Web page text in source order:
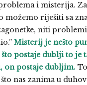
i misterija.
možemo riješiti sa
niti
Misterij je nešto
što postaje dublji to
on postaje dubljim.
nas zanima u